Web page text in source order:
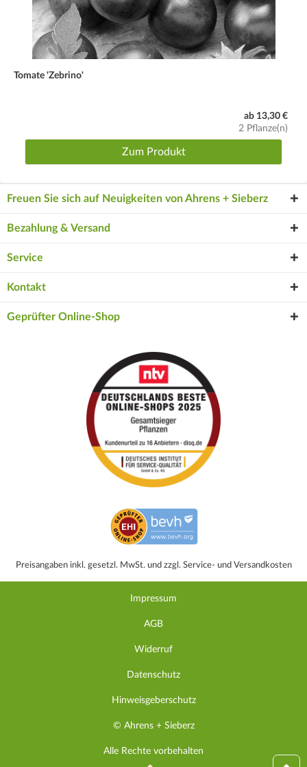
Tomate 'Zebrino'
ab 13,30 €
2 Pflanze(n)
Zum Produkt
Freuen Sie sich auf Neuigkeiten von Ahrens + Sieberz
Bezahlung & Versand
Service
Kontakt
Geprüfter Online-Shop
Preisangaben inkl. gesetzl. MwSt. und zzgl. Service- und Versandkosten
Impressum
AGB
Widerruf
Datenschutz
Hinweisgeberschutz
© Ahrens + Sieberz
Alle Rechte vorbehalten